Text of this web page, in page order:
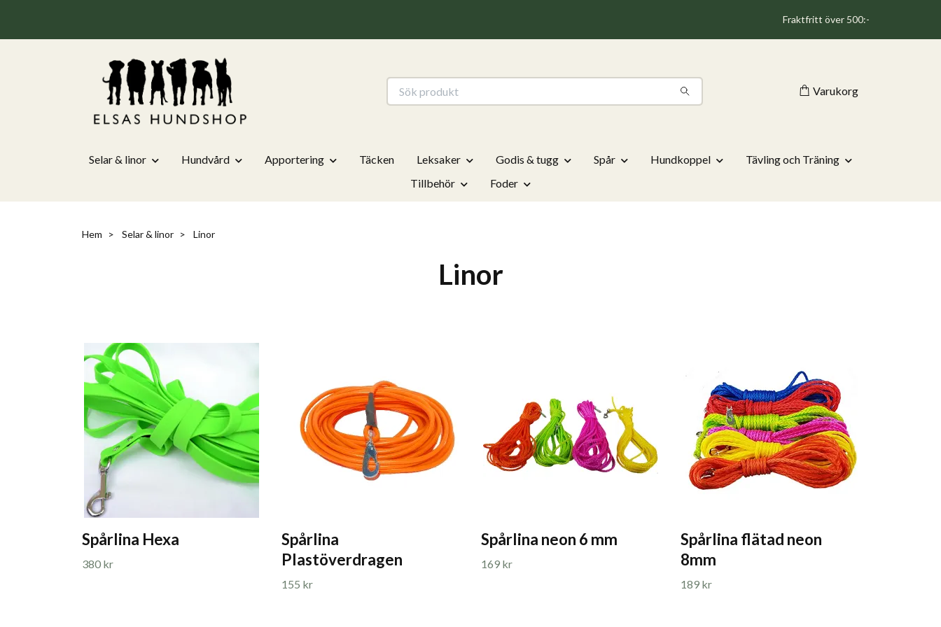
Fraktfritt över 500:-
Varukorg
Selar & linor Hundvård Apportering Täcken Leksaker Godis & tugg Spår Hundkoppel
Tävling och Träning
Tillbehör
Foder
Hem Selar & linor Linor
Linor
Spårlina Hexa
380 kr
Spårlina
Plastöverdragen
155 kr
Spårlina neon 6 mm
169 kr
Spårlina flätad neon
8mm
189 kr